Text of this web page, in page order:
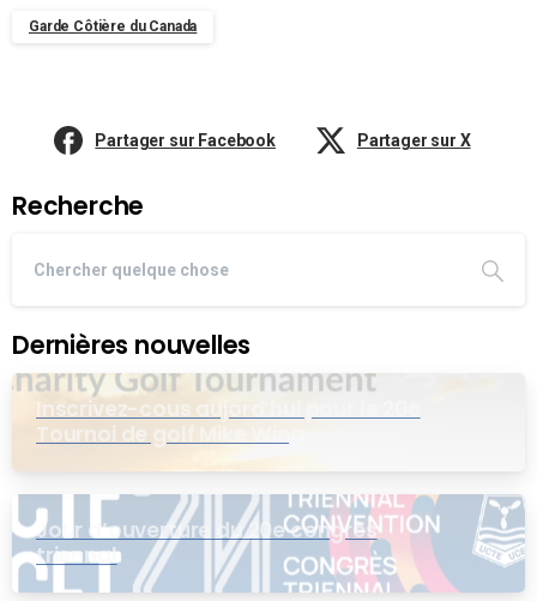
Garde Côtière du Canada
Partager sur Facebook Partager sur X
Recherche
Dernières nouvelles
Inscrivez-cous aujord’hui pour le 20e
Tournoi de golf Mike Wing
Jour d’ouverture du 20e congrès
triennal